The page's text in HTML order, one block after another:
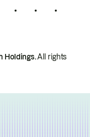
Holdings.All rights